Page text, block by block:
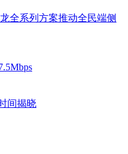
全系列方案推动全民端侧
间揭晓